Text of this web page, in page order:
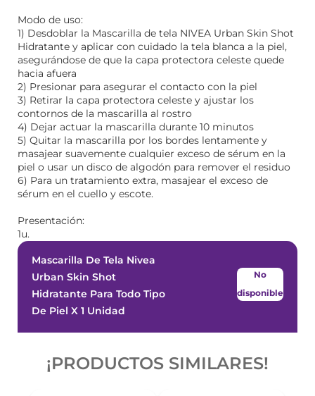
Modo de uso:
1) Desdoblar la Mascarilla de tela NIVEA Urban Skin Shot
Hidratante y aplicar con cuidado la tela blanca a la piel,
asegurándose de que la capa protectora celeste quede
hacia afuera
2) Presionar para asegurar el contacto con la piel
3) Retirar la capa protectora celeste y ajustar los
contornos de la mascarilla al rostro
4) Dejar actuar la mascarilla durante 10 minutos
5) Quitar la mascarilla por los bordes lentamente y
masajear suavemente cualquier exceso de sérum en la
piel o usar un disco de algodón para remover el residuo
6) Para un tratamiento extra, masajear el exceso de
sérum en el cuello y escote.
Presentación:
1u.
Mascarilla De Tela Nivea
Urban Skin Shot
Hidratante Para Todo Tipo
De Piel X 1 Unidad
No
disponible
¡PRODUCTOS SIMILARES!